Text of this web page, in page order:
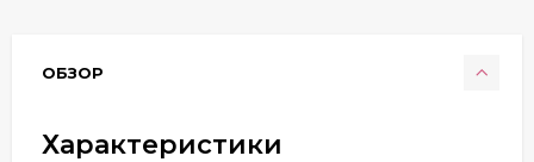
ОБЗОР
Характеристики